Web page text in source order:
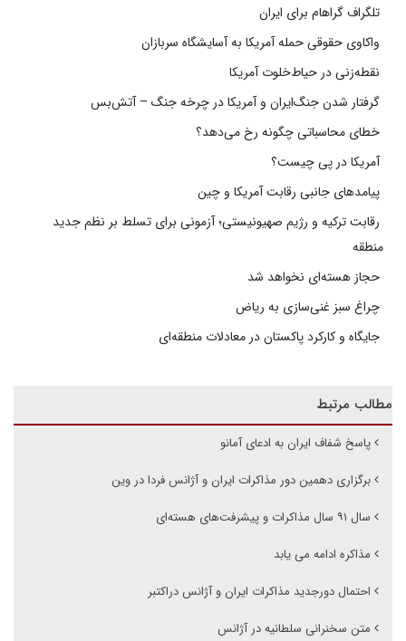
تلگراف گراهام برای ایران
واکاوی حقوقی حمله آمریکا به آسایشگاه سربازان
نقطه‌زنی در حیاط‌خلوت آمریکا
گرفتار شدن جنگ‌ایران و آمریکا در چرخه جنگ – آتش‌بس
خطای محاسباتی چگونه رخ می‌دهد؟
آمریکا در پی چیست؟
پیامدهای جانبی رقابت آمریکا و چین
رقابت ترکیه و رژیم صهیونیستی؛ آزمونی برای تسلط بر نظم جدید
منطقه
حجاز هسته‌ای نخواهد شد
چراغ سبز غنی‌سازی به ریاض
جایگاه و کارکرد پاکستان در معادلات منطقه‌ای
مطالب مرتبط
پاسخ شفاف ایران به ادعای آمانو
برگزاری دهمین دور مذاکرات ایران و آژانس فردا در وین
سال ۹۱ سال مذاکرات و پیشرفت‌های هسته‌ای
مذاکره ادامه می یابد
احتمال دورجدید مذاکرات ایران و آژانس دراکتبر
متن سخنرانی سلطانیه در آژانس